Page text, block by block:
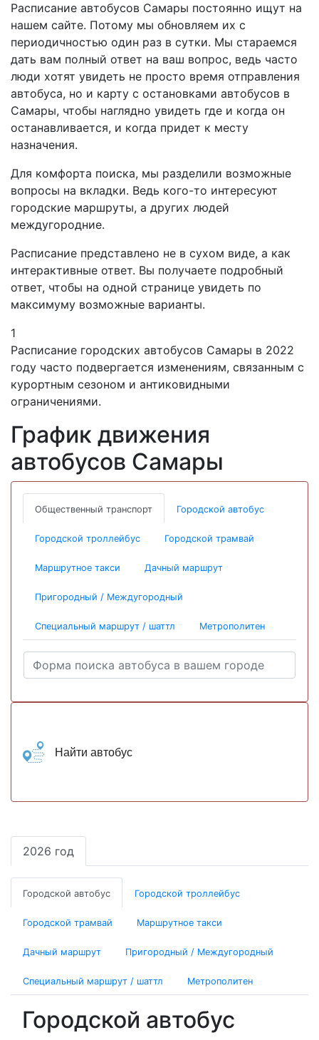
Расписание автобусов Самары постоянно ищут на
нашем сайте. Потому мы обновляем их с
периодичностью один раз в сутки. Мы стараемся
дать вам полный ответ на ваш вопрос, ведь часто
люди хотят увидеть не просто время отправления
автобуса, но и карту с остановками автобусов в
Самары, чтобы наглядно увидеть где и когда он
останавливается, и когда придет к месту
назначения.
Для комфорта поиска, мы разделили возможные
вопросы на вкладки. Ведь кого-то интересуют
городские маршруты, а других людей
междугородние.
Расписание представлено не в сухом виде, а как
интерактивные ответ. Вы получаете подробный
ответ, чтобы на одной странице увидеть по
максимуму возможные варианты.
1
Расписание городских автобусов Самары в 2022
году часто подвергается изменениям, связанным с
курортным сезоном и антиковидными
ограничениями.
График движения
автобусов Самары
Общественный транспорт Городской автобус
Городской троллейбус Городской трамвай
Маршрутное такси Дачный маршрут
Пригородный / Междугородный
Специальный маршрут / шаттл Метрополитен
Найти автобус
2026 год
Городской автобус Городской троллейбус
Городской трамвай Маршрутное такси
Дачный маршрут Пригородный / Междугородный
Специальный маршрут / шаттл Метрополитен
Городской автобус